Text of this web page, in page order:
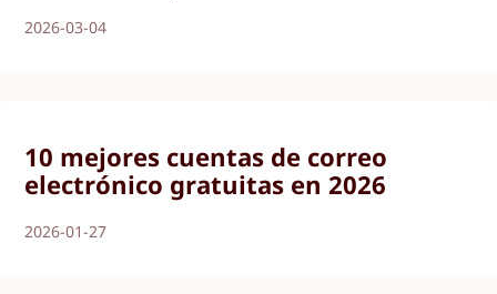
2026-03-04
10 mejores cuentas de correo
electrónico gratuitas en 2026
2026-01-27